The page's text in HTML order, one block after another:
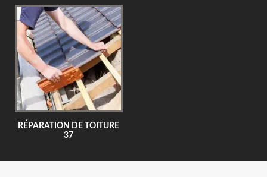
RÉPARATION DE TOITURE
37